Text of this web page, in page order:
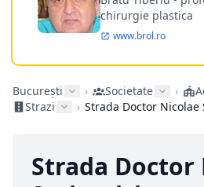
chirurgie plastica
www.brol.ro
București › Societate ›
Strazi
› Strada Doctor Nicolae
Strada Doctor